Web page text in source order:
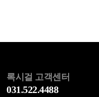
록시걸 고객센터
031.522.4488